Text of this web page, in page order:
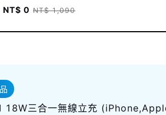
NT$ 0 NT$ 1,090
18W三合一無線立充